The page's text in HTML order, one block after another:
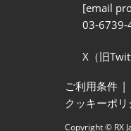
[email
03-6739-
X（旧
ご利用条件
クッキーポリ
Copyright © RX